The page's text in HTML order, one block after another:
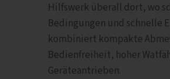
Hilfswerk überall dort, wo
Bedingungen und schnelle
kombiniert kompakte
Bedienfreiheit, hoher
Geräteantrieben.